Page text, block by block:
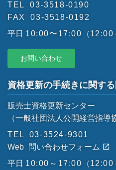
TEL
03-3518-0190
FAX
03-3518-0192
平日 10:00〜17:00 （12:00
お問い合わせ
資格更新の手続きに関す
販売士資格更新センター
（一般社団法人公開経営指導
TEL
03-3524-9301
Web
問い合わせフォーム
平日 10:00～17:00 （12:00